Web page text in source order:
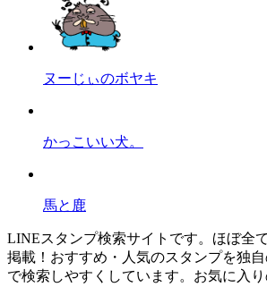
ヌーじぃのボヤキ
かっこいい犬。
馬と鹿
LINEスタンプ検索サイトです。ほぼ全
掲載！おすすめ・人気のスタンプを独
で検索しやすくしています。お気に入